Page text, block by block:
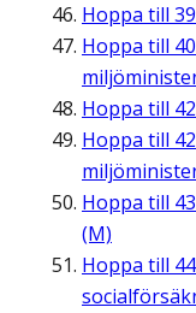
Hoppa till
Hoppa till
Hoppa till
Hoppa till
Hoppa till
(M)
Hoppa till